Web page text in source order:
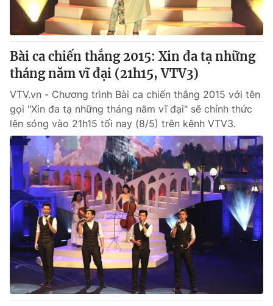
® Cấm sao chép dưới mọi hình thức nếu không có sự chấp
thuận bằng văn bản. Ghi rõ nguồn VTV.vn khi phát hành lại
thông tin từ website này.
Bài ca chiến thắng 2015: Xin đa tạ những
tháng năm vĩ đại (21h15, VTV3)
VTV.vn - Chương trình Bài ca chiến thắng 2015 với tên
gọi "Xin đa tạ những tháng năm vĩ đại" sẽ chính thức
lên sóng vào 21h15 tối nay (8/5) trên kênh VTV3.